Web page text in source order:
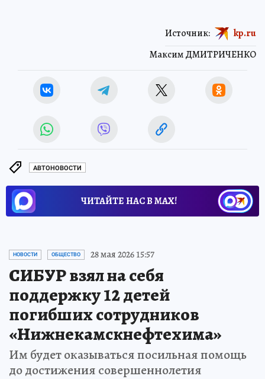
Максим ДМИТРИЧЕНКО
Источник: kp.ru
АВТОНОВОСТИ
ЧИТАЙТЕ НАС В МАХ!
НОВОСТИ ОБЩЕСТВО 28 мая 2026 15:57
СИБУР взял на себя
поддержку 12 детей
погибших сотрудников
«Нижнекамскнефтехима»
Им будет оказываться посильная помощь
до достижения совершеннолетия